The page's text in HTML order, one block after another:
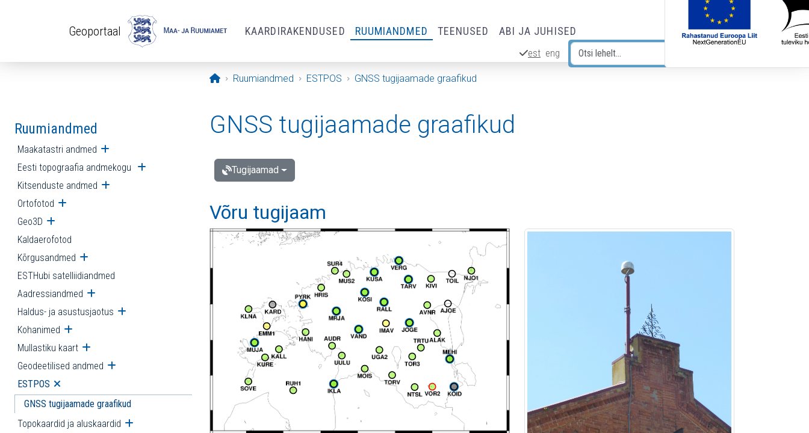
Geoportaal KAARDIRAKENDUSED RUUMIANDMED TEENUSED ABI JA JUHISED
est eng
Avaleht
Ruumiandmed ESTPOS GNSS tugijaamade graafikud
Ruumiandmed
Maakatastri andmed Ava alammenüü
Eesti topograafia andmekogu Ava alammenüü
Kitsenduste andmed Ava alammenüü
Ortofotod Ava alammenüü
Geo3D Ava alammenüü
Kaldaerofotod
Kõrgusandmed Ava alammenüü
ESTHubi satelliidiandmed
Aadressiandmed Ava alammenüü
Haldus- ja asustusjaotus Ava alammenüü
Kohanimed Ava alammenüü
Mullastiku kaart Ava alammenüü
Geodeetilised andmed Ava alammenüü
ESTPOS Ava alammenüü
GNSS tugijaamade graafikud
Topokaardid ja aluskaardid Ava alammenüü
GNSS tugijaamade graafikud
Tugijaamad
Võru tugijaam